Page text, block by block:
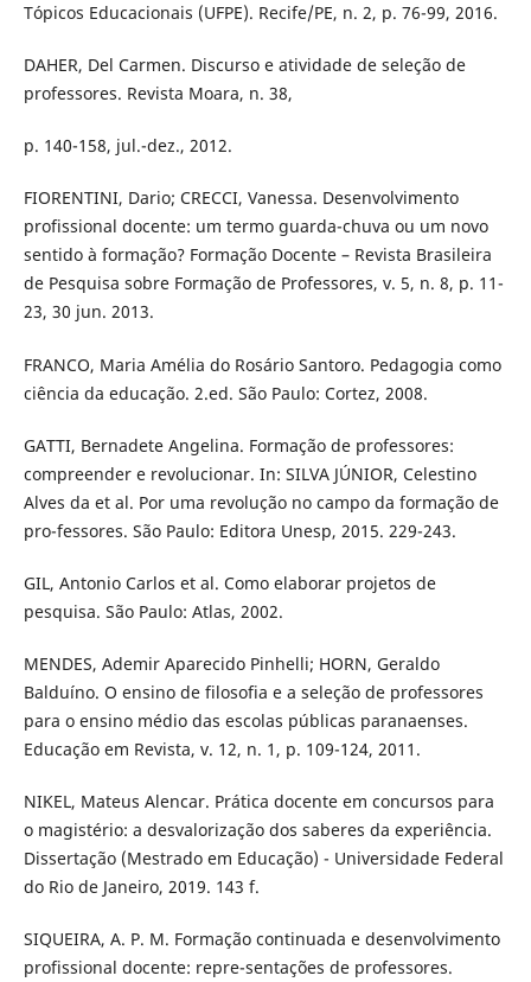
Tópicos Educacionais (UFPE). Recife/PE, n. 2, p. 76-99, 2016.
DAHER, Del Carmen. Discurso e atividade de seleção de
professores. Revista Moara, n. 38,
p. 140-158, jul.-dez., 2012.
FIORENTINI, Dario; CRECCI, Vanessa. Desenvolvimento
profissional docente: um termo guarda-chuva ou um novo
sentido à formação? Formação Docente – Revista Brasileira
de Pesquisa sobre Formação de Professores, v. 5, n. 8, p. 11-
23, 30 jun. 2013.
FRANCO, Maria Amélia do Rosário Santoro. Pedagogia como
ciência da educação. 2.ed. São Paulo: Cortez, 2008.
GATTI, Bernadete Angelina. Formação de professores:
compreender e revolucionar. In: SILVA JÚNIOR, Celestino
Alves da et al. Por uma revolução no campo da formação de
pro-fessores. São Paulo: Editora Unesp, 2015. 229-243.
GIL, Antonio Carlos et al. Como elaborar projetos de
pesquisa. São Paulo: Atlas, 2002.
MENDES, Ademir Aparecido Pinhelli; HORN, Geraldo
Balduíno. O ensino de filosofia e a seleção de professores
para o ensino médio das escolas públicas paranaenses.
Educação em Revista, v. 12, n. 1, p. 109-124, 2011.
NIKEL, Mateus Alencar. Prática docente em concursos para
o magistério: a desvalorização dos saberes da experiência.
Dissertação (Mestrado em Educação) - Universidade Federal
do Rio de Janeiro, 2019. 143 f.
SIQUEIRA, A. P. M. Formação continuada e desenvolvimento
profissional docente: repre-sentações de professores.